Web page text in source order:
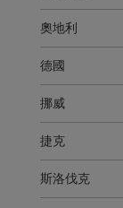
奧地利
德國
挪威
捷克
斯洛伐克